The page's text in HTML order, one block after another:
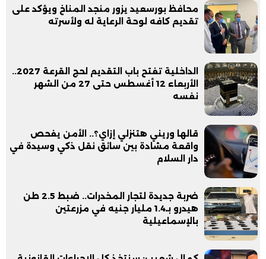
محافظ بورسعيد يزور منجد المناخ ويؤكد على
تقديم كافه لوحة الرعاية له ولأسرته
الداخلية تفتح باب التقديم لحج القرعة 2027..
الأربعاء 12 أغسطس حتى 27 من الشهر
نفسه
قالها وريني هتنزلي إزاي؟.. الأمن يفحص
واقعة مشادة بين سائق نقل ذكي وسيدة في
دار السلام
ضربة جديدة لتجار المخدرات.. ضبط 2.5 طن
هيدرو بـ1.4 مليار جنيه في مزرعتين
بالإسماعيلية